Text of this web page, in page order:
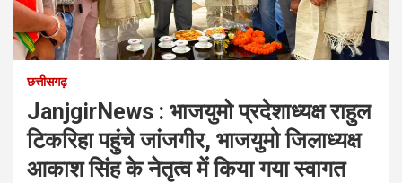
छत्तीसगढ़
JanjgirNews : भाजयुमो प्रदेशाध्यक्ष राहुल
टिकरिहा पहुंचे जांजगीर, भाजयुमो जिलाध्यक्ष
आकाश सिंह के नेतृत्व में किया गया स्वागत